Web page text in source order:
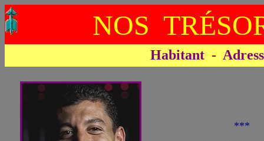
NOS
Habitant -
***